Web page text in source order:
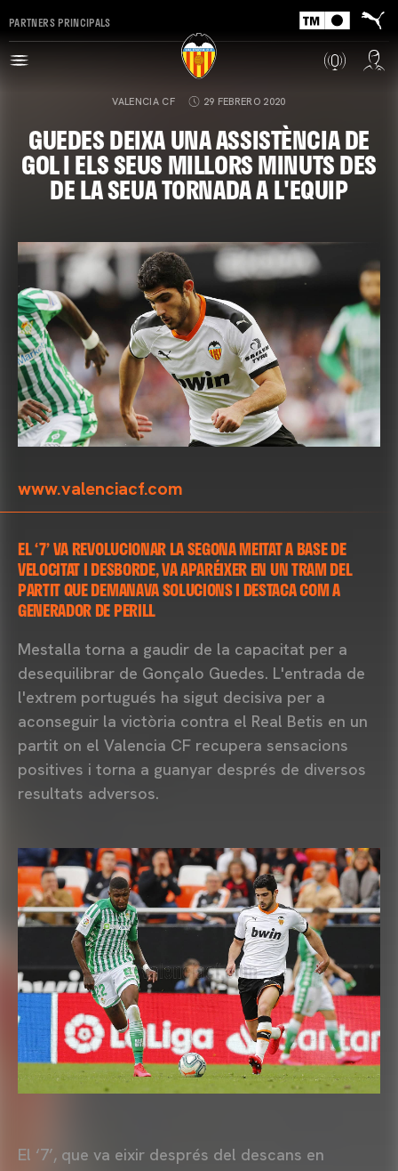
PARTNERS PRINCIPALS
VALENCIA CF 29 FEBRERO 2020
GUEDES DEIXA UNA ASSISTÈNCIA DE
GOL I ELS SEUS MILLORS MINUTS DES
DE LA SEUA TORNADA A L'EQUIP
www.valenciacf.com
EL ‘7’ VA REVOLUCIONAR LA SEGONA MEITAT A BASE DE
VELOCITAT I DESBORDE, VA APARÉIXER EN UN TRAM DEL
PARTIT QUE DEMANAVA SOLUCIONS I DESTACA COM A
GENERADOR DE PERILL
Mestalla torna a gaudir de la capacitat per a
desequilibrar de Gonçalo Guedes. L'entrada de
l'extrem portugués ha sigut decisiva per a
aconseguir la victòria contra el Real Betis en un
partit on el Valencia CF recupera sensacions
positives i torna a guanyar després de diversos
resultats adversos.
El ‘7’, que va eixir després del descans en